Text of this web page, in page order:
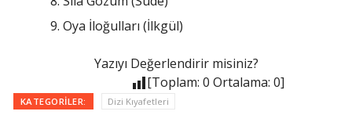
Oya İloğulları (İlkgül)
Yazıyı Değerlendirir misiniz?
[Toplam: 0 Ortalama: 0]
KATEGORILER: Dizi Kıyafetleri